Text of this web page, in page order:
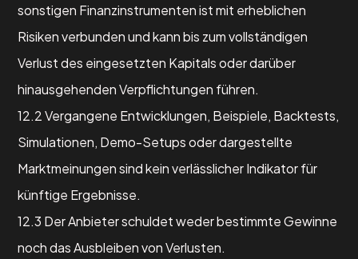
sonstigen Finanzinstrumenten ist mit erheblichen
Risiken verbunden und kann bis zum vollständigen
Verlust des eingesetzten Kapitals oder darüber
hinausgehenden Verpflichtungen führen.
12.2 Vergangene Entwicklungen, Beispiele, Backtests,
Simulationen, Demo-Setups oder dargestellte
Marktmeinungen sind kein verlässlicher Indikator für
künftige Ergebnisse.
12.3 Der Anbieter schuldet weder bestimmte Gewinne
noch das Ausbleiben von Verlusten.